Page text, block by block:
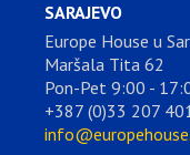
SARAJEVO
Europe House u
Maršala Tita 62
Pon-Pet 9:00 -
+387 (0)33 207